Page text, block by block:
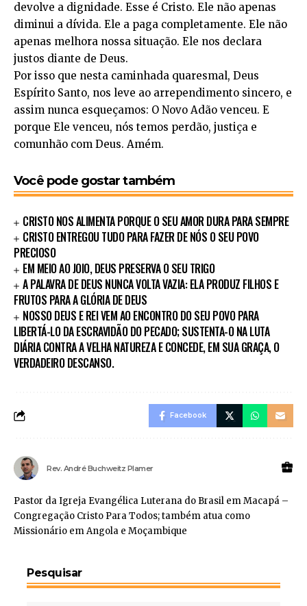
devolve a dignidade. Esse é Cristo. Ele não apenas
diminui a dívida. Ele a paga completamente. Ele não
apenas melhora nossa situação. Ele nos declara
justos diante de Deus.
Por isso que nesta caminhada quaresmal, Deus
Espírito Santo, nos leve ao arrependimento sincero, e
assim nunca esqueçamos: O Novo Adão venceu. E
porque Ele venceu, nós temos perdão, justiça e
comunhão com Deus. Amém.
Você pode gostar também
CRISTO NOS ALIMENTA PORQUE O SEU AMOR DURA PARA SEMPRE
CRISTO ENTREGOU TUDO PARA FAZER DE NÓS O SEU POVO
PRECIOSO
EM MEIO AO JOIO, DEUS PRESERVA O SEU TRIGO
A PALAVRA DE DEUS NUNCA VOLTA VAZIA: ELA PRODUZ FILHOS E
FRUTOS PARA A GLÓRIA DE DEUS
NOSSO DEUS E REI VEM AO ENCONTRO DO SEU POVO PARA
LIBERTÁ-LO DA ESCRAVIDÃO DO PECADO; SUSTENTA-O NA LUTA
DIÁRIA CONTRA A VELHA NATUREZA E CONCEDE, EM SUA GRAÇA, O
VERDADEIRO DESCANSO.
Facebook
Rev. André Buchweitz Plamer
Pastor da Igreja Evangélica Luterana do Brasil em Macapá –
Congregação Cristo Para Todos; também atua como
Missionário em Angola e Moçambique
Pesquisar